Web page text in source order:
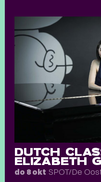
DUTCH
ELIZABETH
do 8 okt SPOT/De